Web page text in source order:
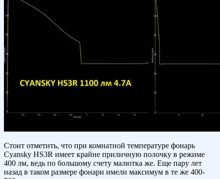
Стоит отметить, что при комнатной температуре фонарь
Cyansky HS3R имеет крайне приличную полочку в режиме
400 лм, ведь по большому счету малютка же. Еще пару лет
назад в таком размере фонари имели максимум в те же 400-